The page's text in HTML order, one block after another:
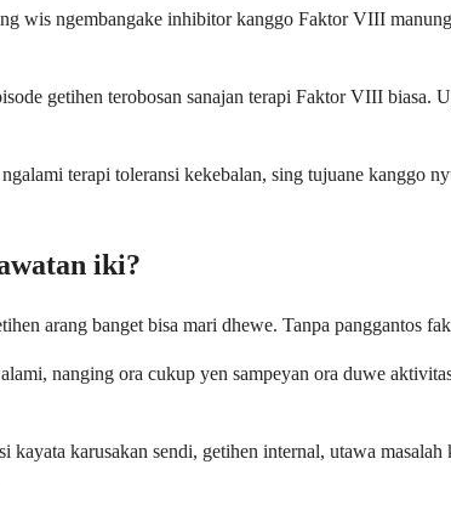
wis ngembangake inhibitor kanggo Faktor VIII
getihen terobosan sanajan terapi Faktor VIII
terapi toleransi kekebalan, sing tujuane kanggo
iki?
arang banget bisa mari dhewe. Tanpa panggantos
nanging ora cukup yen sampeyan ora duwe
karusakan sendi, getihen internal, utawa